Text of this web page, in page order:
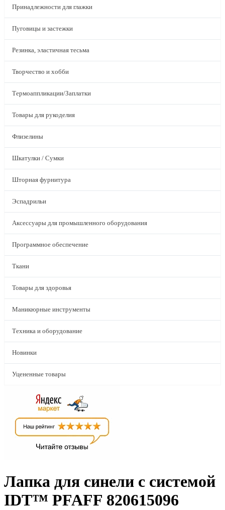
Принадлежности для глажки
Пуговицы и застежки
Резинка, эластичная тесьма
Творчество и хобби
Термоаппликации/Заплатки
Товары для рукоделия
Флизелины
Шкатулки / Сумки
Шторная фурнитура
Эспадрильи
Аксессуары для промышленного оборудования
Программное обеспечение
Ткани
Товары для здоровья
Маникюрные инструменты
Техника и оборудование
Новинки
Уцененные товары
Лапка для синели с системой
IDT™ PFAFF 820615096